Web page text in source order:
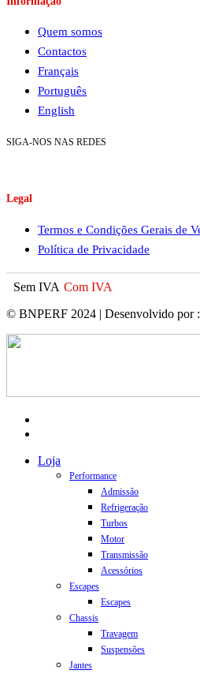
Quem somos
Contactos
Français
Português
English
SIGA-NOS NAS REDES
Legal
Termos e Condições Gerais de
Política de Privacidade
Sem IVA Com IVA
© BNPERF 2024 | Desenvolvido por :
Close
Loja
Performance
Admissão
Refrigeração
Turbos
Motor
Transmissão
Acessórios
Escapes
Escapes
Chassis
Travagem
Suspensões
Jantes